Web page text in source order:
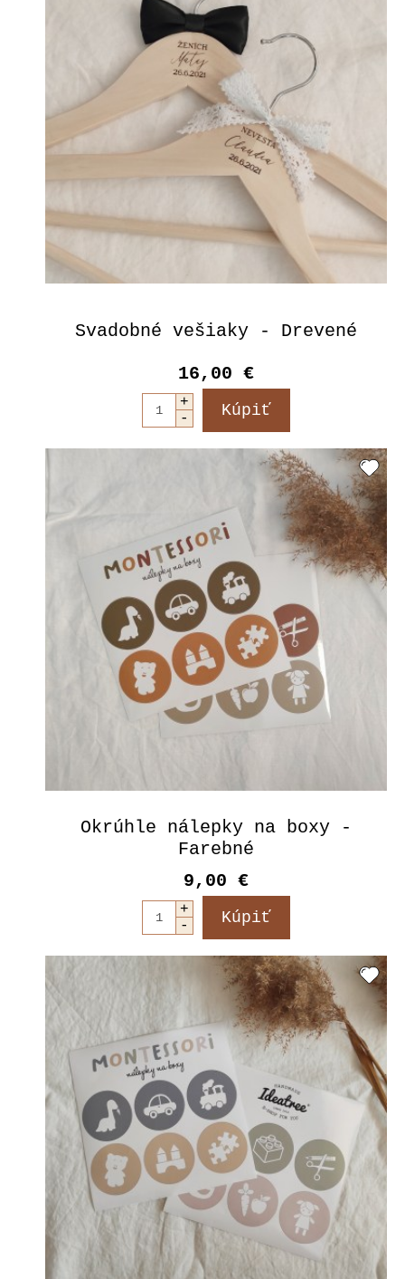
Svadobné vešiaky - Drevené
16,00 €
Okrúhle nálepky na boxy -
Farebné
9,00 €